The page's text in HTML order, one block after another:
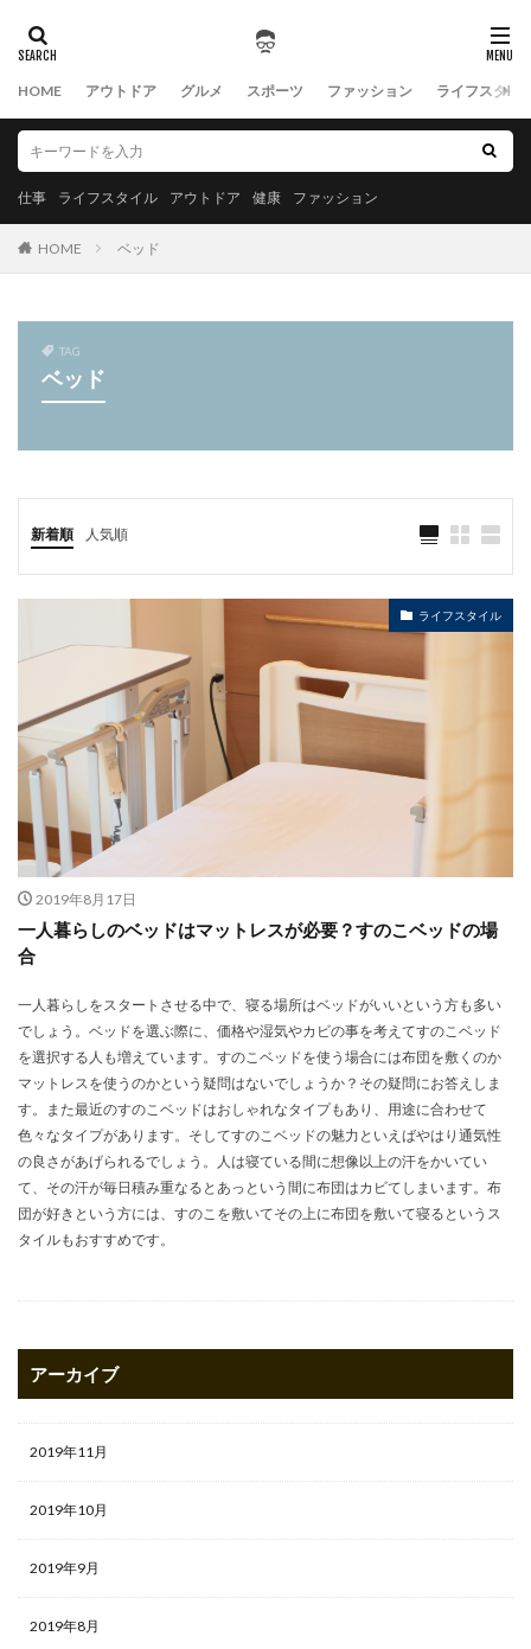
HOME アウトドア グルメ スポーツ ファッション ライフスタイ
仕事 ライフスタイル アウトドア 健康 ファッション
HOME ベッド
TAG
ベッド
新着順 人気順
ライフスタイル
2019年8月17日
一人暮らしのベッドはマットレスが必要？すのこベッドの場
合
一人暮らしをスタートさせる中で、寝る場所はベッドがいいという方も多い
でしょう。ベッドを選ぶ際に、価格や湿気やカビの事を考えてすのこベッド
を選択する人も増えています。すのこベッドを使う場合には布団を敷くのか
マットレスを使うのかという疑問はないでしょうか？その疑問にお答えしま
す。また最近のすのこベッドはおしゃれなタイプもあり、用途に合わせて
色々なタイプがあります。そしてすのこベッドの魅力といえばやはり通気性
の良さがあげられるでしょう。人は寝ている間に想像以上の汗をかいてい
て、その汗が毎日積み重なるとあっという間に布団はカビてしまいます。布
団が好きという方には、すのこを敷いてその上に布団を敷いて寝るというス
タイルもおすすめです。
アーカイブ
2019年11月
2019年10月
2019年9月
2019年8月